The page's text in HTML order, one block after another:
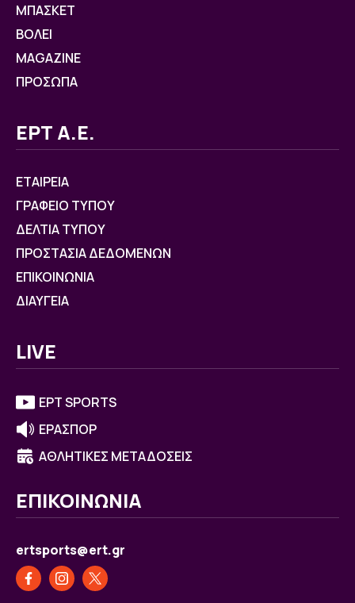
ΜΠΑΣΚΕΤ
ΒOΛΕΙ
MAGAZINE
ΠΡΟΣΩΠΑ
ΕΡΤ Α.Ε.
ΕΤΑΙΡΕΙΑ
ΓΡΑΦΕΙΟ ΤΥΠΟΥ
ΔΕΛΤΙΑ ΤΥΠΟΥ
ΠΡΟΣΤΑΣΙΑ ΔΕΔΟΜΕΝΩΝ
ΕΠΙΚΟΙΝΩΝΙΑ
ΔΙΑΥΓΕΙΑ
LIVE
ΕΡΤ SPORTS
ΕΡΑΣΠΟΡ
ΑΘΛΗΤΙΚΕΣ ΜΕΤΑΔΟΣΕΙΣ
ΕΠΙΚΟΙΝΩΝΙΑ
ertsports@ert.gr